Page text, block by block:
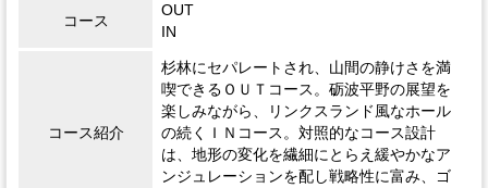
コース
OUT
IN
コース紹介
杉林にセパレートされ、山間の静けさを満
喫できるＯＵＴコース。砺波平野の展望を
楽しみながら、リンクスランド風なホール
の続くＩＮコース。対照的なコース設計
は、地形の変化を繊細にとらえ緩やかなア
ンジュレーションを配し戦略性に富み、ゴ